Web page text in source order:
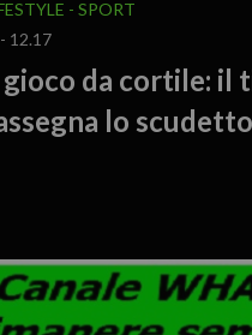
SPORT
12.17
da cortile: il
lo scudetto